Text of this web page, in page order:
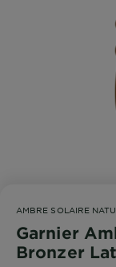
AMBRE SOLAIRE
Garnier
Bronzer